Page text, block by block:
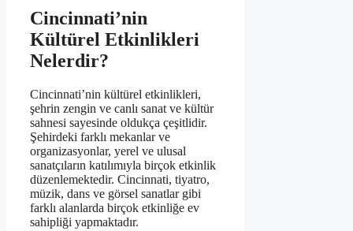
Cincinnati’nin
Kültürel Etkinlikleri
Nelerdir?
Cincinnati’nin kültürel etkinlikleri,
şehrin zengin ve canlı sanat ve kültür
sahnesi sayesinde oldukça çeşitlidir.
Şehirdeki farklı mekanlar ve
organizasyonlar, yerel ve ulusal
sanatçıların katılımıyla birçok etkinlik
düzenlemektedir. Cincinnati, tiyatro,
müzik, dans ve görsel sanatlar gibi
farklı alanlarda birçok etkinliğe ev
sahipliği yapmaktadır.